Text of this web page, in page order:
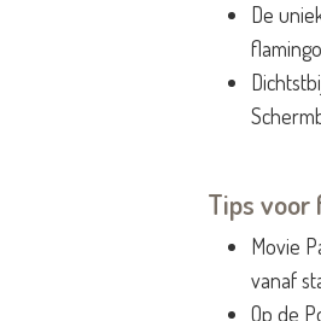
De
Tips
Movie
vanaf
Op de